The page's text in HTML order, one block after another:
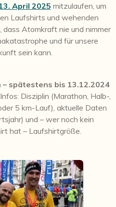
April 2025 mitzulaufen, um
Laufshirts und wehenden
dass Atomkraft nie und nimmer
und für unsere
sein kann.
spätestens bis 13.12.2024
Disziplin (Marathon, Halb-,
5 km-Lauf), aktuelle Daten
und – wer noch kein
hat – Laufshirtgröße.